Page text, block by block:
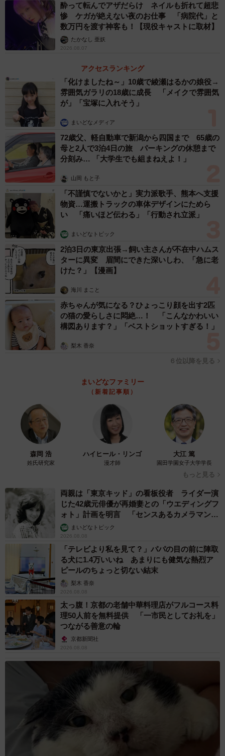
酔って転んでアザだらけ ネイルも折れて超悲
惨 ケガが絶えない夜のお仕事 「病院代」と
数万円を渡す神客も！【現役キャストに取材】
たかなし 亜妖
2026.08.07
アクセスランキング
「化けましたね～」10歳で綾瀬はるかの娘役→
雰囲気ガラリの18歳に成長 「メイクで雰囲気
が」「宝塚に入れそう」
まいどなメディア
72歳父、軽自動車で新潟から四国まで 65歳の
母と2人で3泊4日の旅 パーキングの休憩まで
分刻み… 「大学生でも組まねえよ！」
山岡 もと子
「不謹慎でないかと」実力派歌手、熊本へ支援
物資…運搬トラックの車体デザインにためら
い 「痛いほど伝わる」「行動され立派」
まいどなトピック
2泊3日の東京出張→飼い主さんが不在中ハムス
ターに異変 眉間にできた深いしわ、「急に老
けた？」【漫画】
海川 まこと
赤ちゃんが気になる？ひょっこり顔を出す2匹
の猫の愛らしさに悶絶…！ 「こんなかわいい
構図あります？」「ベストショットすぎる！」
梨木 香奈
６位以降を見る
まいどなファミリー
（新着記事順）
森岡 浩
姓氏研究家
ハイヒール・リンゴ
漫才師
大江 篤
園田学園女子大学学長
もっと見る
両親は「東京キッド」の看板役者 ライダー演
じた42歳元俳優が再婚妻との「ウエディングフ
ォト」計画を明言 「センスあるカメラマン求
む」まいどなトピック
2026.08.08
「テレビより私を見て？」パパの目の前に陣取
る犬に1.4万いいね あまりにも健気な熱烈ア
ピールのちょっと切ない結末
梨木 香奈
2026.08.08
太っ腹！京都の老舗中華料理店がフルコース料
理50人前を無料提供 「一市民としてお礼を」
つながる善意の輪
京都新聞社
2026.08.08